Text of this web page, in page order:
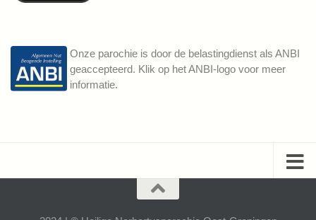
Onze parochie is door de belastingdienst als ANBI
geaccepteerd. Klik op het ANBI-logo voor meer
informatie.